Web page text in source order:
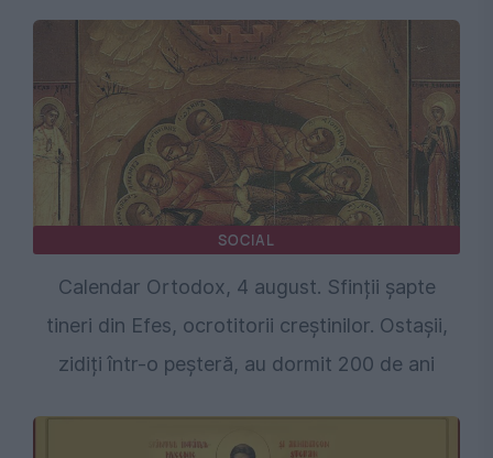
SOCIAL
Calendar Ortodox, 4 august. Sfinții şapte
tineri din Efes, ocrotitorii creștinilor. Ostașii,
zidiți într-o peșteră, au dormit 200 de ani